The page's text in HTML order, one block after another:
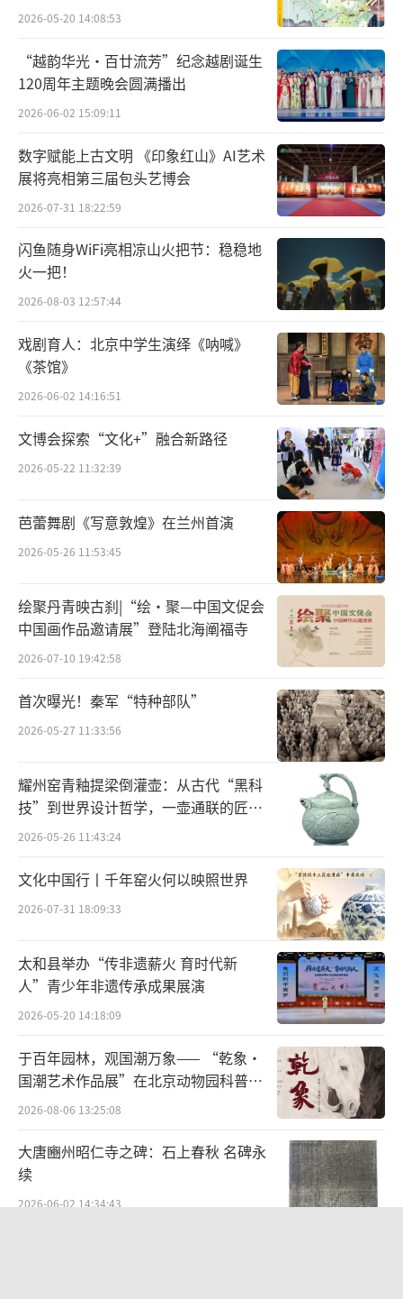
北京创荣时代艺术中心
周文:您在绘画中注
重表现残墙断壁的“沧桑”感,能否分享一下您
是如何通过色彩和质感来传达这种感觉的?是否
有特定的技法或者创作方法?
张德育:我在深入生活采风时,在祖国西部许
多的地方,都会看到人文景观的历史遗迹,如土长
城、古寺庙、石窟和农村的老房子。那些残墙
断壁经过多年的风吹雨淋,致使外表的墙壁形成
伤痕累累的粗糙感,使人从内心深处产生一种历
史的沧桑感。如何把这种直观的感受通过油画
的表现形式恰到好处的表现出来,仅凭传统的油
果的,所以我在技法方面尝试着在画之前,对画布
的底子进行肌理上的加工制作,具体方法是:先采
用乳胶加明沙(石英沙或沙漠中的沙子),加丙烯
颜料和适量的水,用板刷搅拌成稀糊糊状,然后用
板刷在画布上涂上两遍,干透后。在此基础上采
用油画刮刀与油画笔去表现石窟、寺庙、老城
2026-05-20 14:08:53
“越韵华光·百廿流芳”纪念越剧诞生
120周年主题晚会圆满播出
2026-06-02 15:09:11
数字赋能上古文明 《印象红山》AI艺术
展将亮相第三届包头艺博会
2026-07-31 18:22:59
闪鱼随身WiFi亮相凉山火把节：稳稳地
火一把！
2026-08-03 12:57:44
戏剧育人：北京中学生演绎《呐喊》
《茶馆》
2026-06-02 14:16:51
文博会探索“文化+”融合新路径
2026-05-22 11:32:39
芭蕾舞剧《写意敦煌》在兰州首演
2026-05-26 11:53:45
绘聚丹青映古刹|“绘·聚—中国文促会
中国画作品邀请展”登陆北海阐福寺
2026-07-10 19:42:58
首次曝光！秦军“特种部队”
2026-05-27 11:33:56
耀州窑青釉提梁倒灌壶：从古代“黑科
技”到世界设计哲学，一壶通联的匠心
宇宙
2026-05-26 11:43:24
文化中国行丨千年窑火何以映照世界
2026-07-31 18:09:33
太和县举办“传非遗薪火 育时代新
人”青少年非遗传承成果展演
2026-05-20 14:18:09
于百年园林，观国潮万象—— “乾象·
国潮艺术作品展”在北京动物园科普馆
机动展厅开展
2026-08-06 13:25:08
大唐豳州昭仁寺之碑：石上春秋 名碑永
续
2026-06-02 14:34:43